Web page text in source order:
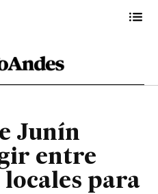
locales para
voto
DE 2022
Junín
entre
locales para